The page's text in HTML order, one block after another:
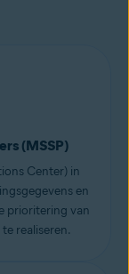
(MSSP)
Center) in
en
prioritering van
realiseren.